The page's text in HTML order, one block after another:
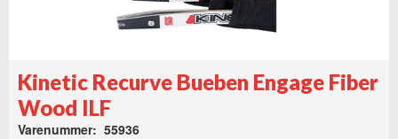
Kinetic Recurve Bueben Engage Fiber
Wood ILF
Varenummer: 55936